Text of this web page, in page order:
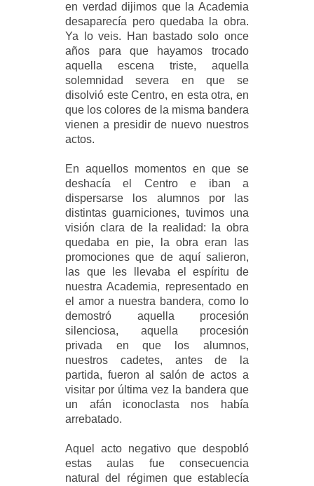
en verdad dijimos que la Academia
desaparecía pero quedaba la obra.
Ya lo veis. Han bastado solo once
años
para que hayamos trocado
aquella escena triste, aquella
solemnidad severa en que se
disolvió este Centro, en esta otra, en
que los colores de la misma bandera
vienen a presidir de nuevo nuestros
actos.
En aquellos momentos en que se
deshacía el Centro e iban a
dispersarse los alumnos por las
distintas guarniciones, tuvimos una
visión clara de la realidad: la obra
quedaba en pie, la obra eran las
promociones que de aquí salieron,
las que les llevaba
el espíritu de
nuestra Academia, representado en
el amor a nuestra bandera, como lo
demostró
aquella procesión
silenciosa, aquella procesión
privada
en que los alumnos,
nuestros cadetes, antes de la
partida, fueron al salón de actos a
visitar por última vez la bandera que
un afán iconoclasta nos había
arrebatado.
Aquel acto negativo que despobló
estas aulas fue consecuencia
natural del régimen que establecía